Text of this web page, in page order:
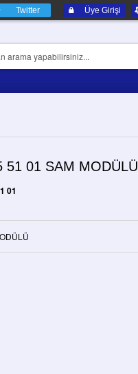
Twitter Üye Girişi
51 01 SAM MODÜLÜ
01